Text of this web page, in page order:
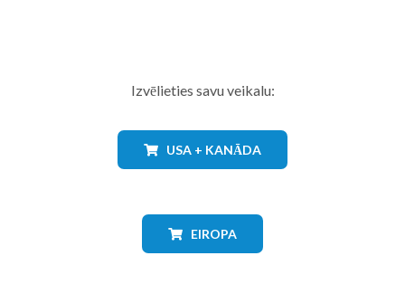
Izvēlieties savu veikalu:
USA + KANĀDA
EIROPA